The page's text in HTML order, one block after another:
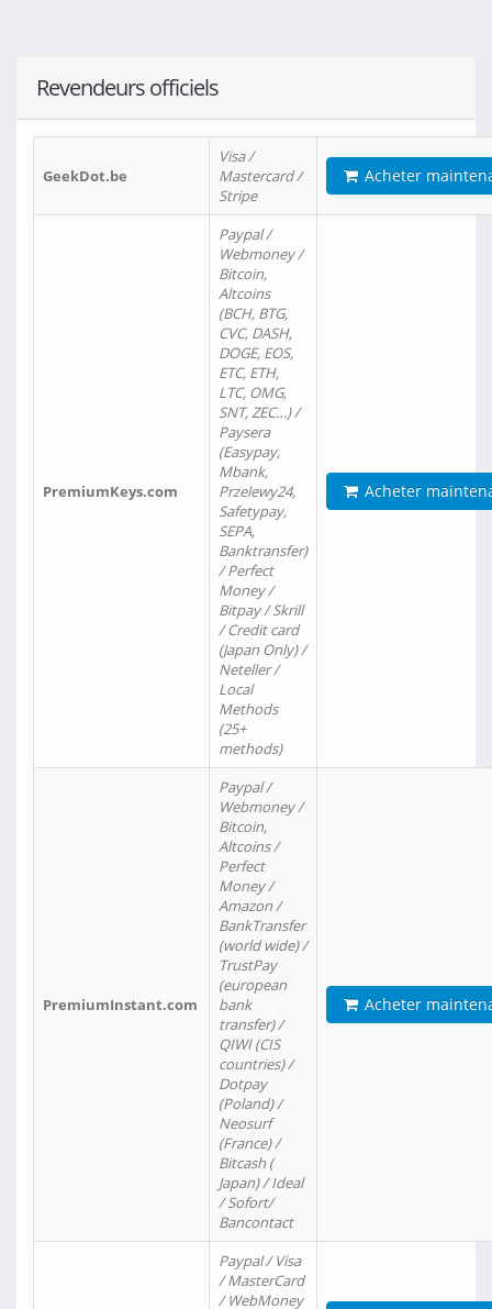
Revendeurs officiels
GeekDot.be
Visa /
Mastercard /
Stripe
Acheter
PremiumKeys.com
Paypal /
Webmoney /
Bitcoin,
Altcoins
(BCH, BTG,
CVC, DASH,
DOGE, EOS,
ETC, ETH,
LTC, OMG,
SNT, ZEC…) /
Paysera
(Easypay,
Mbank,
Przelewy24,
Safetypay,
SEPA,
Banktransfer)
/ Perfect
Money /
Bitpay / Skrill
/ Credit card
(Japan Only) /
Neteller /
Local
Methods
(25+
methods)
Acheter
PremiumInstant.com
Paypal /
Webmoney /
Bitcoin,
Altcoins /
Perfect
Money /
Amazon /
BankTransfer
(world wide) /
TrustPay
(european
bank
transfer) /
QIWI (CIS
countries) /
Dotpay
(Poland) /
Neosurf
(France) /
Bitcash (
Japan) / Ideal
/ Sofort/
Bancontact
Acheter
Paypal / Visa
/ MasterCard
/ WebMoney